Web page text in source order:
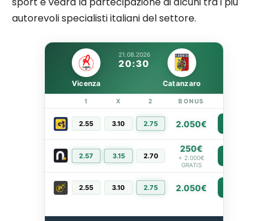
autorevoli specialisti italiani del settore.
21.08.2026
20:30
Vicenza Catanzaro
1 X 2 BONUS
2.55 3.10 2.75 2.050€
2.57 3.15 2.70
250€
+ 2.000€
GRATIS
2.55 3.10 2.75 2.050€